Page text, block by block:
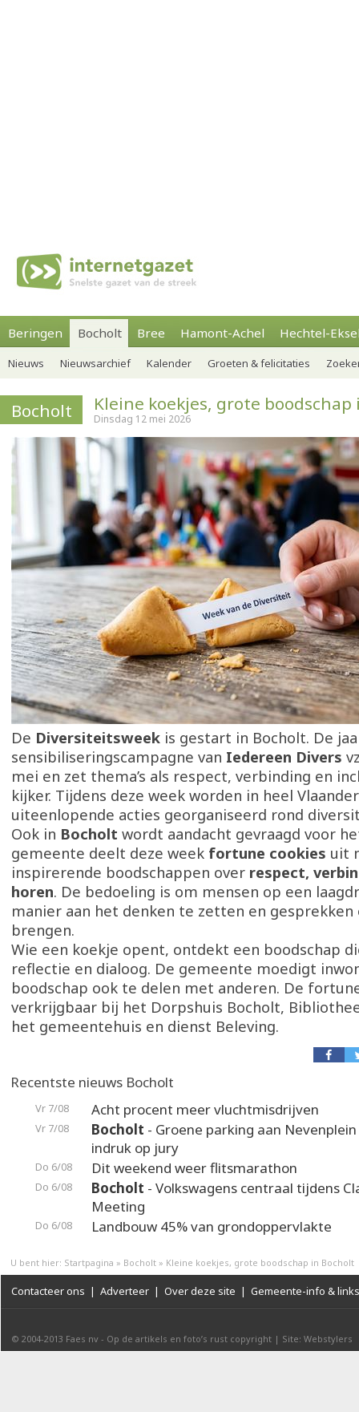
Beringen Bocholt Bree Hamont-Achel Hechtel-
Nieuws Nieuwsarchief Kalender Groeten & felicitaties
Bocholt Kleine koekjes, grote
Dinsdag 12 mei 2026
De Diversiteitsweek is gestart in Bocholt. De
sensibiliseringscampagne van Iedereen Divers
mei en zet thema’s als respect, verbinding en
kijker. Tijdens deze week worden in heel
uiteenlopende acties georganiseerd rond
Ook in Bocholt wordt aandacht gevraagd voor
gemeente deelt deze week fortune cookies uit
inspirerende boodschappen over respect,
horen. De bedoeling is om mensen op een
manier aan het denken te zetten en gesprekken
brengen.
Wie een koekje opent, ontdekt een boodschap
reflectie en dialoog. De gemeente moedigt
boodschap ook te delen met anderen. De
verkrijgbaar bij het Dorpshuis Bocholt,
het gemeentehuis en dienst Beleving.
Recentste nieuws Bocholt
Vr 7/08 Acht procent meer vluchtmisdrijven
Vr 7/08 Bocholt - Groene parking aan
indruk op jury
Do 6/08 Dit weekend weer flitsmarathon
Do 6/08 Bocholt - Volkswagens centraal tijdens
Meeting
Do 6/08 Landbouw 45% van grondoppervlakte
U bent hier: Startpagina » Bocholt » Kleine koekjes, grote boodschap in Bocholt
Contacteer ons | Adverteer | Over deze site | Gemeente-info & links
© 2004-2013 Faes nv - Op de artikels en foto’s rust copyright | Site: Webstylers